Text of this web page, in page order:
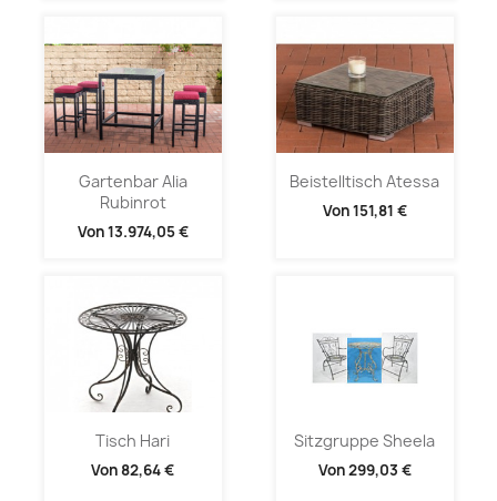
Gartenbar Alia
Rubinrot
Von13.974,05 €
Beistelltisch Atessa
Von151,81 €
Tisch Hari
Von 82,64 €
Sitzgruppe Sheela
Von299,03 €